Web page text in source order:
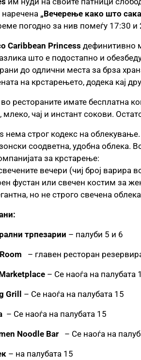
наречена „Вечерење како што
погодно за нив помеѓу 17:30 и
Caribbean Princess дефинитивно
што е подостапно и
до одлични места за брза
на крстарењето, додека кај
рестораните имате бесплатна
млеко, чај и инстант сокови.
нема строг кодекс на
соодветна, удобна облека.
за крстарење:
вечери (чиј број варира
фустан или свечен костим за
но не строго свечена
трпезарии – палуби 5 и 6
– главен ресторан
– Се наоѓа на палубата
Grill – Се наоѓа на палубата 15
– Се наоѓа на палубата 15
Noodle Bar – Се наоѓа на
– на палубата 15